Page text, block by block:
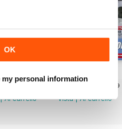
OK
personal information
per
Al carrello
€5,99
Vista|Al carrello